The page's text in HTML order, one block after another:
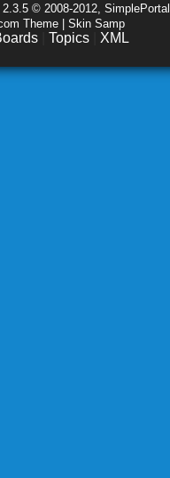
© 2008-2012, SimplePortal
Theme | Skin Samp
Topics XML